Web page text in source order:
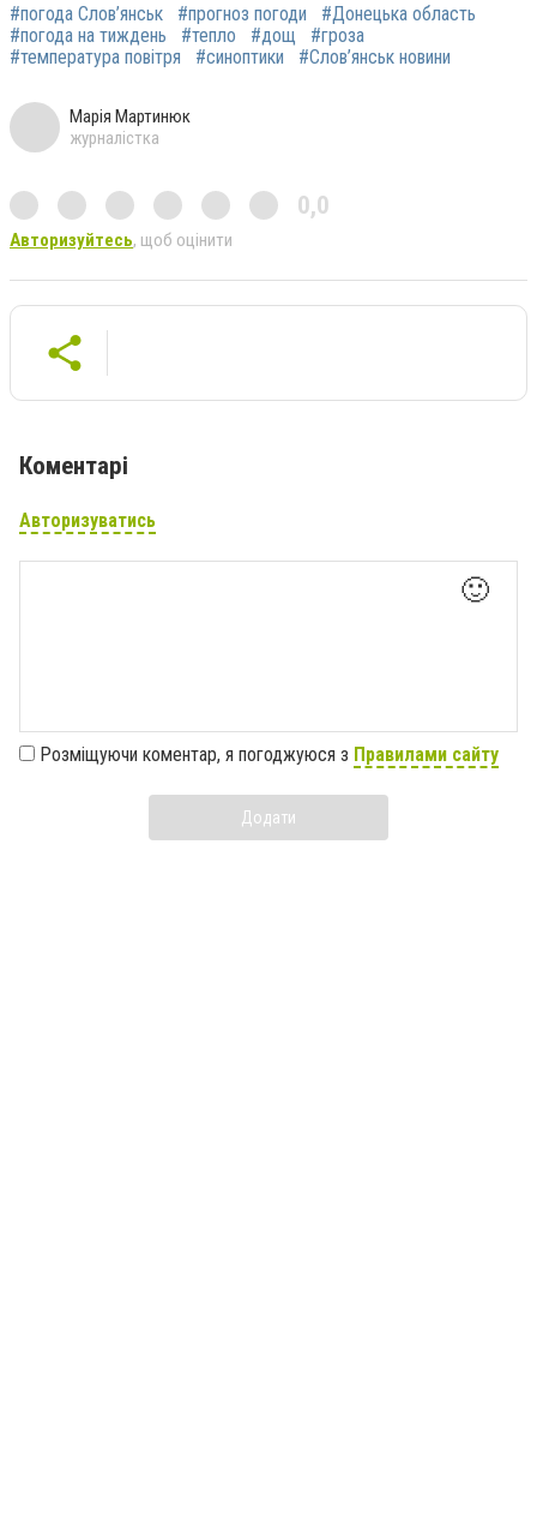
#погода Слов’янськ #прогноз погоди
#Донецька область
#погода на тиждень
#тепло #дощ
#гроза
#температура повітря
#синоптики #Слов’янськ новини
Марія Мартинюк
журналістка
0,0
Авторизуйтесь, щоб оцінити
Коментарі
Авторизуватись
🙂
Розміщуючи коментар, я погоджуюся з Правилами сайту
Додати